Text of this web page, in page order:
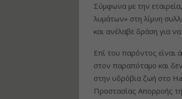
Σύμφωνα με την
λυμάτων» στη λίμνη
και ανέλαβε δράση για
Επί του παρόντος
στον παραπόταμο και
στην υδρόβια ζωή στο
Προστασίας Απορροής